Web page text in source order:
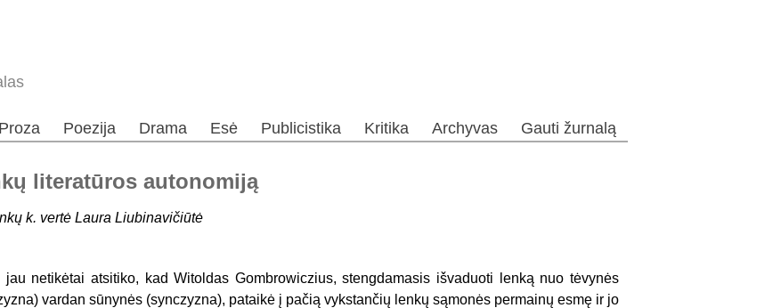
Proza Poezija Drama Esė Publicistika Kritika Archyvas Gauti žurnalą
literatūros autonomiją
k. vertė Laura Liubinavičiūtė
jau netikėtai atsitiko, kad Witoldas Gombrowiczius, stengdamasis išva­duoti lenką nuo tėvynės
vardan sūnynės (synczyzna), pataikė į pačią vykstančių lenkų sąmonės permainų esmę ir jo